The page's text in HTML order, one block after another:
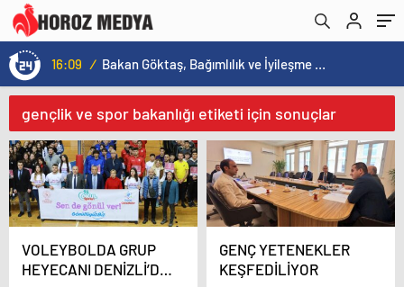
16:09 / Bakan Göktaş, Bağımlılık ve İyileşme Konulu Kadın Forumu’nda konuştu:
gençlik ve spor bakanlığı etiketi için sonuçlar
VOLEYBOLDA GRUP
HEYECANI DENİZLİ’DE
GENÇ YETENEKLER
KEŞFEDİLİYOR